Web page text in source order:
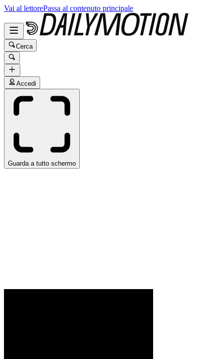
Vai al lettorePassa al contenuto principale
Cerca
Accedi
Guarda a tutto schermo